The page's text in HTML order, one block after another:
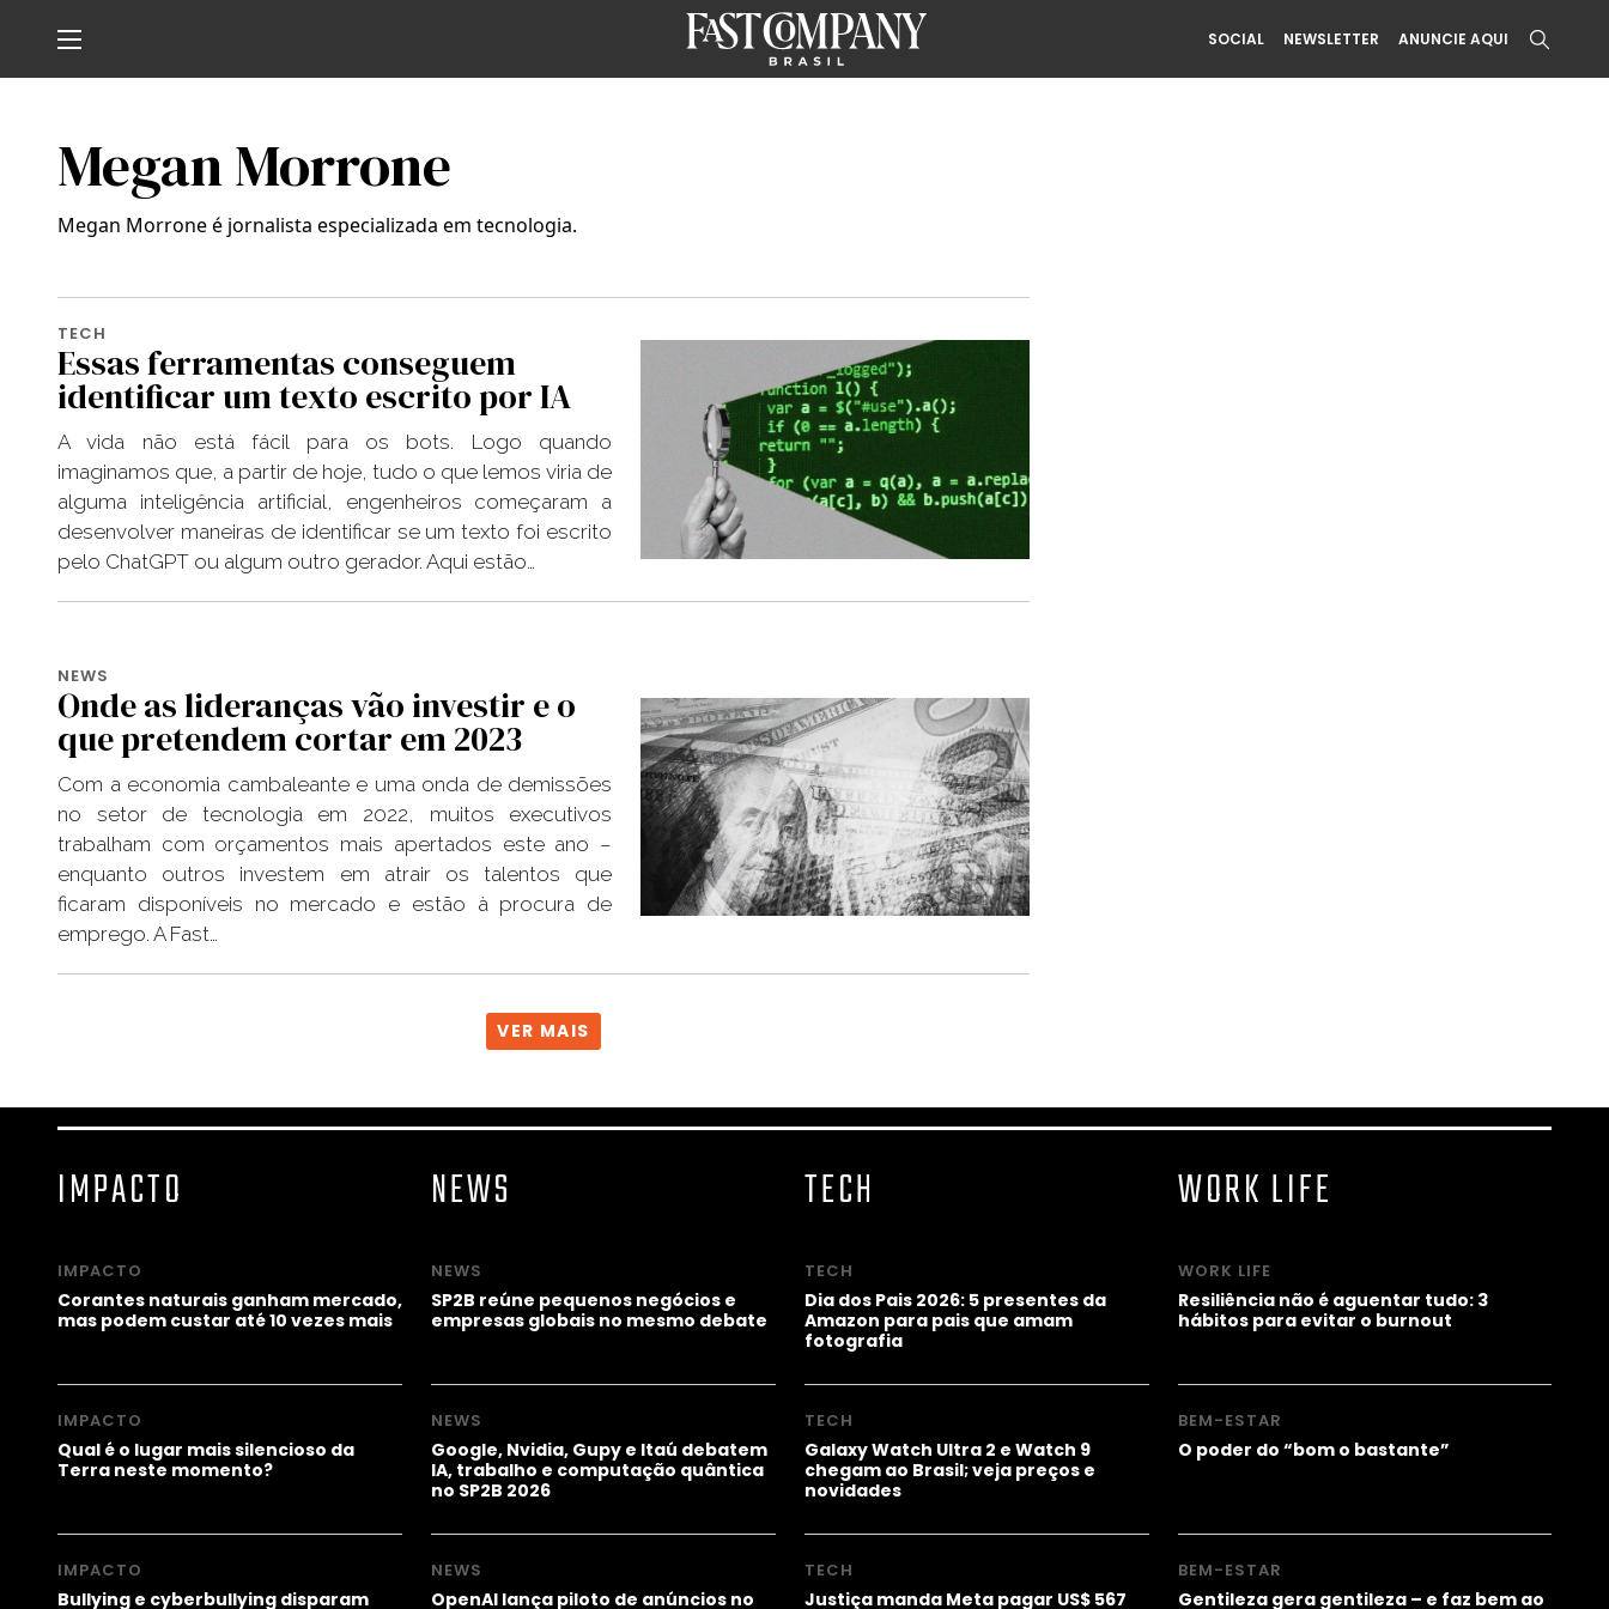
SOCIAL NEWSLETTER ANUNCIE AQUI
Megan Morrone
Megan Morrone é jornalista especializada em tecnologia.
TECH
Essas ferramentas conseguem
identificar um texto escrito por IA
A vida não está fácil para os bots. Logo quando
imaginamos que, a partir de hoje, tudo o que lemos viria de
alguma inteligência artificial, engenheiros começaram a
desenvolver maneiras de identificar se um texto foi escrito
pelo ChatGPT ou algum outro gerador. Aqui estão…
NEWS
Onde as lideranças vão investir e o
que pretendem cortar em 2023
Com a economia cambaleante e uma onda de demissões
no setor de tecnologia em 2022, muitos executivos
trabalham com orçamentos mais apertados este ano –
enquanto outros investem em atrair os talentos que
ficaram disponíveis no mercado e estão à procura de
emprego. A Fast…
VER MAIS
IMPACTO
IMPACTO
Corantes naturais ganham mercado,
mas podem custar até 10 vezes mais
IMPACTO
Qual é o lugar mais silencioso da
Terra neste momento?
IMPACTO
Bullying e cyberbullying disparam
NEWS
NEWS
SP2B reúne pequenos negócios e
empresas globais no mesmo debate
NEWS
Google, Nvidia, Gupy e Itaú debatem
IA, trabalho e computação quântica
no SP2B 2026
NEWS
OpenAI lança piloto de anúncios no
TECH
TECH
Dia dos Pais 2026: 5 presentes da
Amazon para pais que amam
fotografia
TECH
Galaxy Watch Ultra 2 e Watch 9
chegam ao Brasil; veja preços e
novidades
TECH
Justiça manda Meta pagar US$ 567
WORK LIFE
WORK LIFE
Resiliência não é aguentar tudo: 3
hábitos para evitar o burnout
BEM-ESTAR
O poder do “bom o bastante”
BEM-ESTAR
Gentileza gera gentileza – e faz bem ao